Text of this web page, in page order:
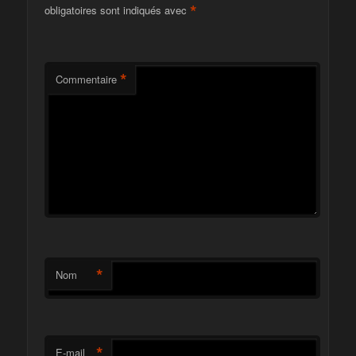
obligatoires sont indiqués avec*
Commentaire *
Nom *
E-mail